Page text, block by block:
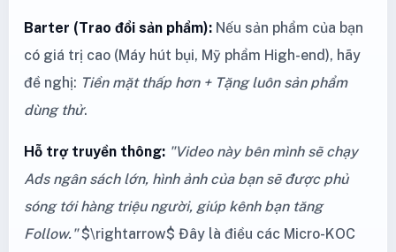
Barter (Trao đổi sản phẩm): Nếu sản phẩm của bạn
có giá trị cao (Máy hút bụi, Mỹ phẩm High-end), hãy
đề nghị: Tiền mặt thấp hơn + Tặng luôn sản phẩm
dùng thử.
Hỗ trợ truyền thông: "Video này bên mình sẽ chạy
Ads ngân sách lớn, hình ảnh của bạn sẽ được phủ
sóng tới hàng triệu người, giúp kênh bạn tăng
Follow."$\rightarrow$ Đây là điều các Micro-KOC